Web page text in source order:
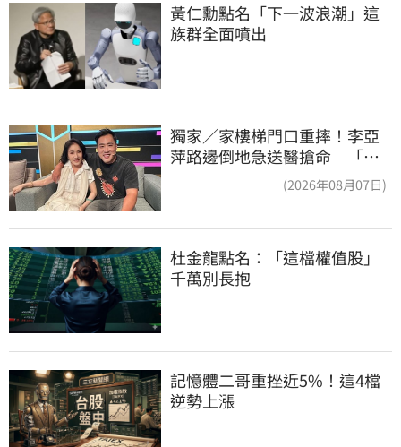
黃仁勳點名「下一波浪潮」這
族群全面噴出
獨家／家樓梯門口重摔！李亞
萍路邊倒地急送醫搶命 「最
(2026年08月07日)
杜金龍點名：「這檔權值股」
千萬別長抱
記憶體二哥重挫近5%！這4檔
逆勢上漲